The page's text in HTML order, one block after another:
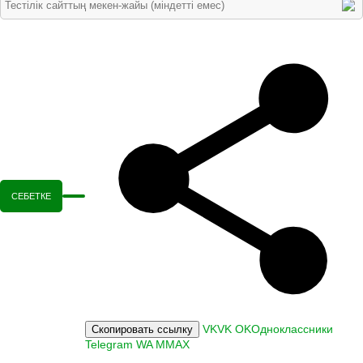
СЕБЕТКЕ
Скопировать ссылку VKVK OKОдноклассники
Telegram WA MMAX